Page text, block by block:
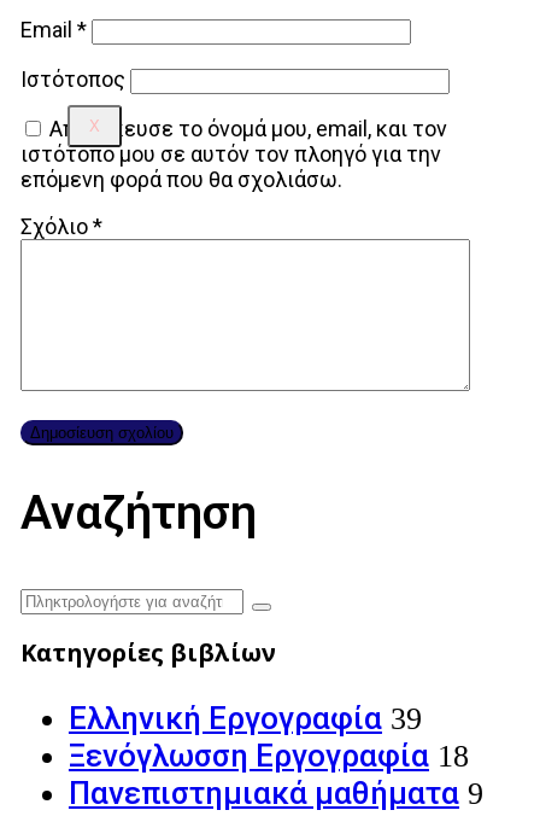
X
Email *
Ιστότοπος
Αποθήκευσε το όνομά μου, email, και τον
ιστότοπο μου σε αυτόν τον πλοηγό για την
επόμενη φορά που θα σχολιάσω.
Σχόλιο*
Αναζήτηση
Κατηγορίες βιβλίων
Ελληνική Εργογραφία 39
Ξενόγλωσση Εργογραφία 18
Πανεπιστημιακά μαθήματα 9